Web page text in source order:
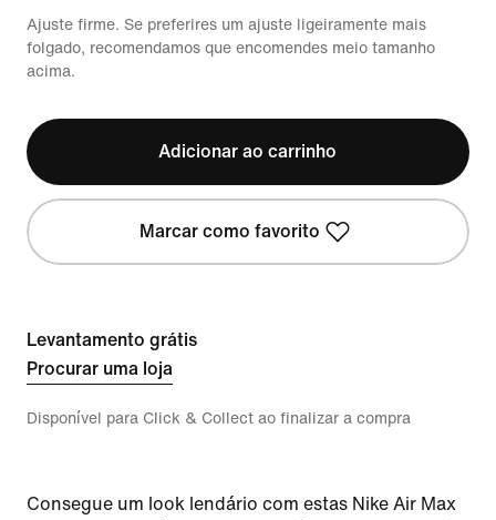
Ajuste firme. Se preferires um ajuste ligeiramente mais
folgado, recomendamos que encomendes meio tamanho
acima.
Adicionar ao carrinho
Marcar como favorito
Levantamento grátis
Procurar uma loja
Disponível para Click & Collect ao finalizar a compra
Consegue um look lendário com estas Nike Air Max